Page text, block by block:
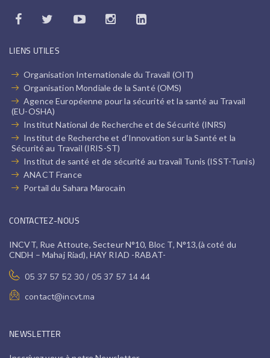
LIENS UTILES
Organisation Internationale du Travail (OIT)
Organisation Mondiale de la Santé (OMS)
Agence Européenne pour la sécurité et la santé au Travail
(EU-OSHA)
Institut National de Recherche et de Sécurité (INRS)
Institut de Recherche et d’Innovation sur la Santé et la
Sécurité au Travail (IRIS-ST)
Institut de santé et de sécurité au travail Tunis (ISST-Tunis)
ANACT France
Portail du Sahara Marocain
CONTACTEZ-NOUS
INCVT, Rue Attoute, Secteur N°10, Bloc T, N°13,(à coté du
CNDH – Mahaj Riad), HAY RIAD -RABAT-
05 37 57 52 30 / 05 37 57 14 44
contact@incvt.ma
NEWSLETTER